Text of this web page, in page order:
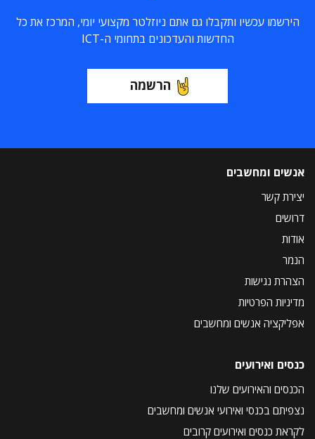
הירשמו עכשיו ותקבלו גם אתם ניוזלטר מקצועי יומי, המרכז את כל
החדשות והעדכונים בתחומי ה-ICT
הרשמה
אנשים ומחשבים
יצירת קשר
דרושים
אודות
הנמר
הצהרת נגישות
מדיניות הפרטיות
אפליקציה אנשים ומחשבים
כנסים ואירועים
הכנסים והאירועים שלנו
נצפיתם בכנסי ואירועי אנשים ומחשבים
לקראת כנסים ואירועים קרובים